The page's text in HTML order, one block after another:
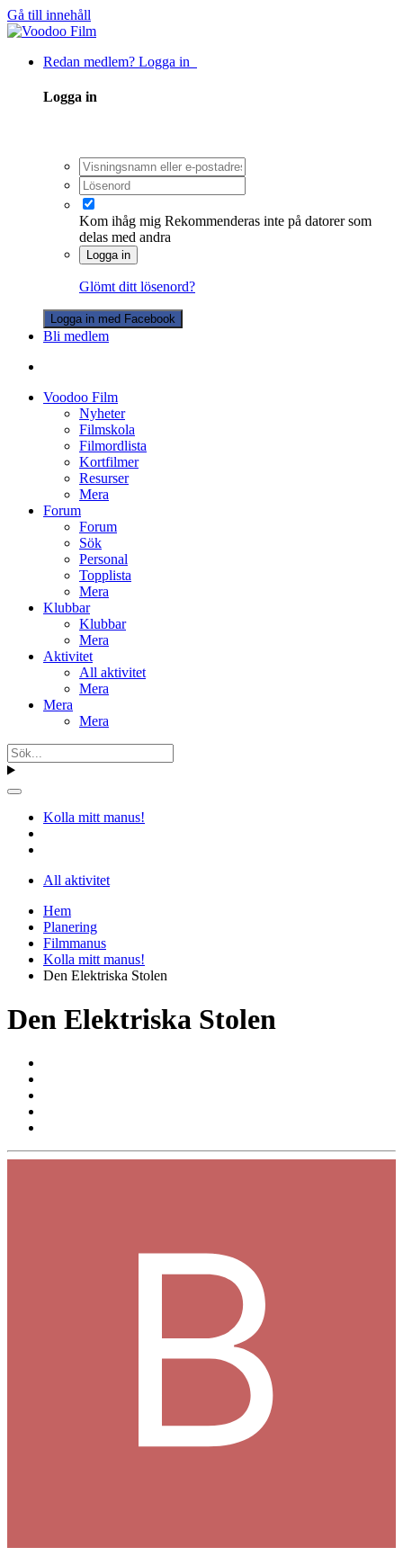
Gå till innehåll
Redan medlem? Logga in
Logga in
Kom ihåg mig Rekommenderas inte på datorer som
delas med andra
Logga in
Glömt ditt lösenord?
Logga in med Facebook
Bli medlem
Voodoo Film
Nyheter
Filmskola
Filmordlista
Kortfilmer
Resurser
Mera
Forum
Forum
Sök
Personal
Topplista
Mera
Klubbar
Klubbar
Mera
Aktivitet
All aktivitet
Mera
Mera
Mera
Kolla mitt manus!
All aktivitet
Hem
Planering
Filmmanus
Kolla mitt manus!
Den Elektriska Stolen
Den Elektriska Stolen